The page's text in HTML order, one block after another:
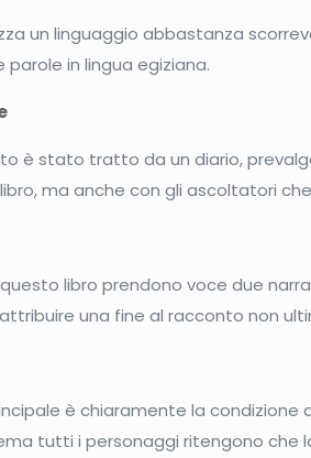
un linguaggio abbastanza
parole in lingua egiziana.
è stato tratto da un diario,
ma anche con gli ascoltatori
libro prendono voce due
una fine al racconto non
è chiaramente la condizione
tutti i personaggi ritengono che